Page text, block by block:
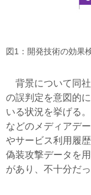
図1：開発技術の効果
背景について同社
の誤判定を意図的
いる状況を挙げる
などのメディアデ
やサービス利用履
偽装攻撃データを
があり、不十分だ